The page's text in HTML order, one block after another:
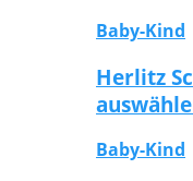
Baby-Kind
Herlitz
Baby-Kind